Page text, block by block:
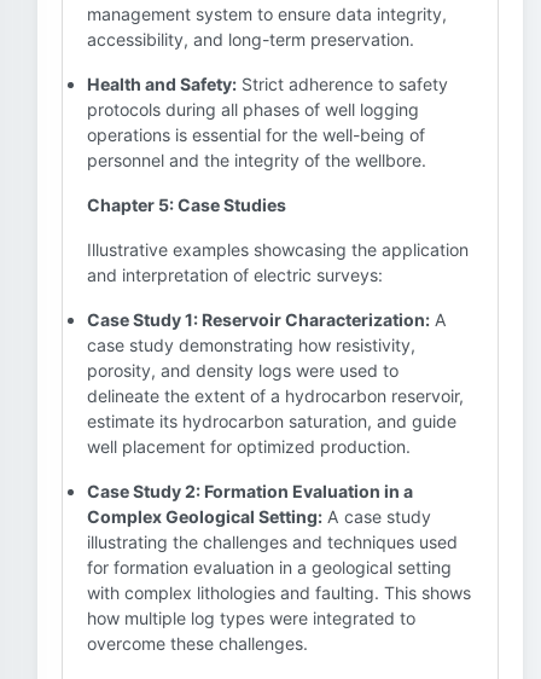
management system to ensure data integrity,
accessibility, and long-term preservation.
Health and Safety: Strict adherence to safety
protocols during all phases of well logging
operations is essential for the well-being of
personnel and the integrity of the wellbore.
Chapter 5: Case Studies
Illustrative examples showcasing the application
and interpretation of electric surveys:
Case Study 1: Reservoir Characterization: A
case study demonstrating how resistivity,
porosity, and density logs were used to
delineate the extent of a hydrocarbon reservoir,
estimate its hydrocarbon saturation, and guide
well placement for optimized production.
Case Study 2: Formation Evaluation in a
Complex Geological Setting: A case study
illustrating the challenges and techniques used
for formation evaluation in a geological setting
with complex lithologies and faulting. This shows
how multiple log types were integrated to
overcome these challenges.